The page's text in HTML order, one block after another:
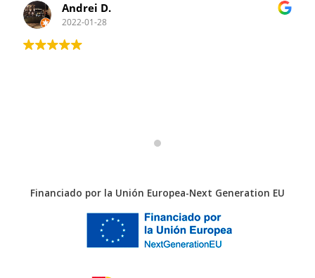
Andrei D.
2022-01-28
Financiado por la Unión Europea-Next Generation EU